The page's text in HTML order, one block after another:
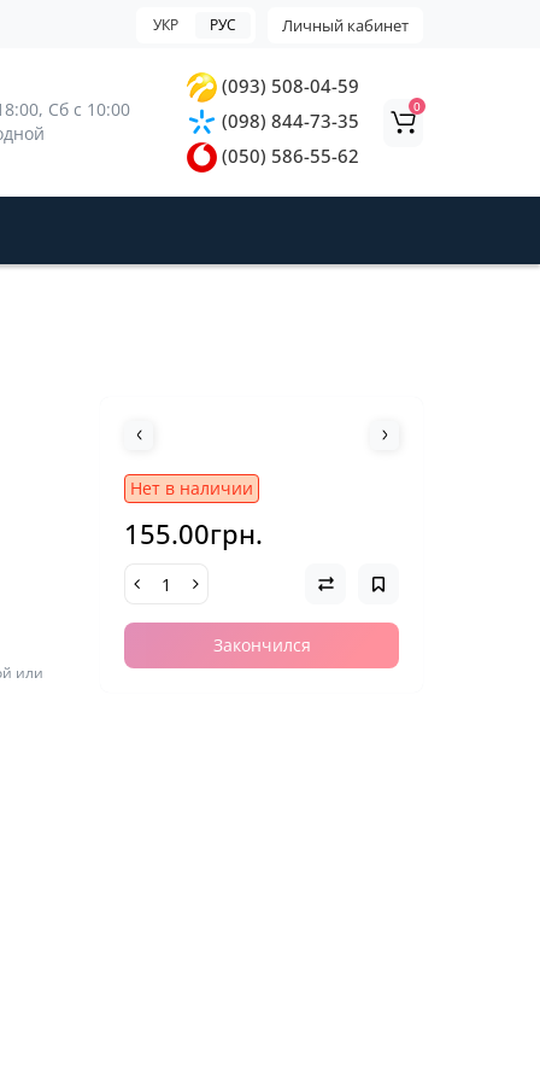
Личный кабинет
УКР РУС
Сб с 10:00
(093) 508-04-59
(098) 844-73-35
(050) 586-55-62
0
или
Нет в наличии
155.00грн.
Закончился